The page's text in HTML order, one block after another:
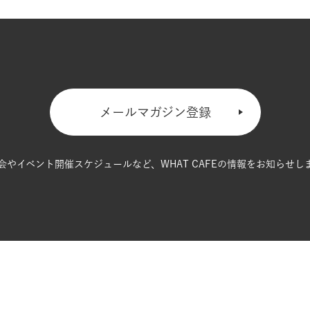
メールマガジン登録
やイベント開催スケジュールなど、 WHAT CAFEの情報をお知らせし